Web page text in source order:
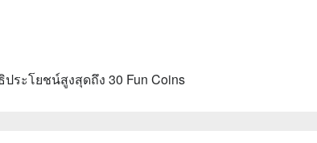
ระโยชน์สูงสุดถึง 30 Fun Coins